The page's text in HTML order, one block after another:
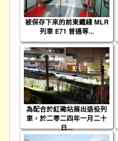
被保存下來的前東鐵綫 MLR
列車 E71 普通等...
為配合於紅磡站展出退役列
車，於二零二四年一月二十
日...